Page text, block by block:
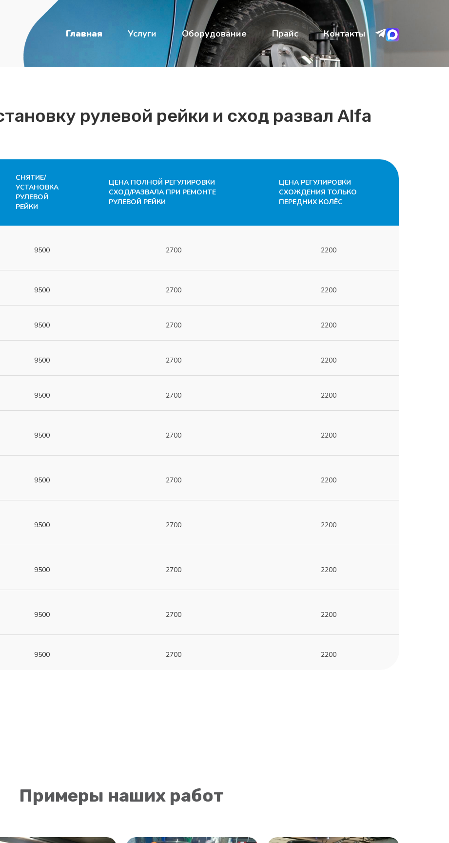
Главная Услуги Оборудование Прайс Контакты
рулевой рейки и сход развал Alfa
СНЯТИЕ/
УСТАНОВКА
РУЛЕВОЙ
РЕЙКИ
ЦЕНА ПОЛНОЙ РЕГУЛИРОВКИ
СХОД/РАЗВАЛА ПРИ РЕМОНТЕ
РУЛЕВОЙ РЕЙКИ
ЦЕНА РЕГУЛИРОВКИ
СХОЖДЕНИЯ ТОЛЬКО
ПЕРЕДНИХ КОЛЁС
9500 2700 2200
9500 2700 2200
9500 2700 2200
9500 2700 2200
9500 2700 2200
9500 2700 2200
9500 2700 2200
9500 2700 2200
9500 2700 2200
9500 2700 2200
9500 2700 2200
Примеры наших работ